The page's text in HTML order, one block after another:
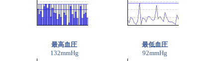
最高血圧
132mmHg
最低血圧
92mmHg